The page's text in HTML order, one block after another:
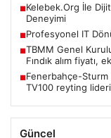
■Kelebek.Org İle
Deneyimi
■Profesyonel IT
■TBMM Genel
Fındık alım fiyatı,
■Fenerbahçe-Sturm
TV100 reyting
Güncel